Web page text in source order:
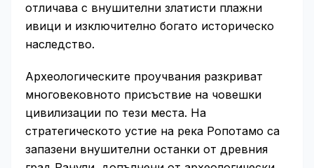
отличава с внушителни златисти плажни
ивици и изключително богато историческо
наследство.
Археологическите проучвания разкриват
многовековното присъствие на човешки
цивилизации по тези места. На
стратегическото устие на река Ропотамо са
запазени внушителни останки от древния